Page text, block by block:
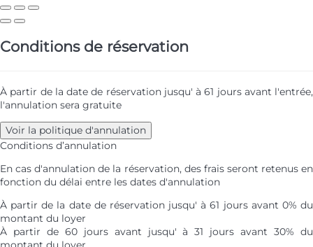
Conditions de réservation
À partir de la date de réservation jusqu' à 61 jours avant l'entrée,
l'annulation sera gratuite
Voir la politique d'annulation
Conditions d’annulation
En cas d'annulation de la réservation, des frais seront retenus en
fonction du délai entre les dates d'annulation
À partir de la date de réservation jusqu' à 61 jours avant 0% du
montant du loyer
À partir de 60 jours avant jusqu' à 31 jours avant 30% du